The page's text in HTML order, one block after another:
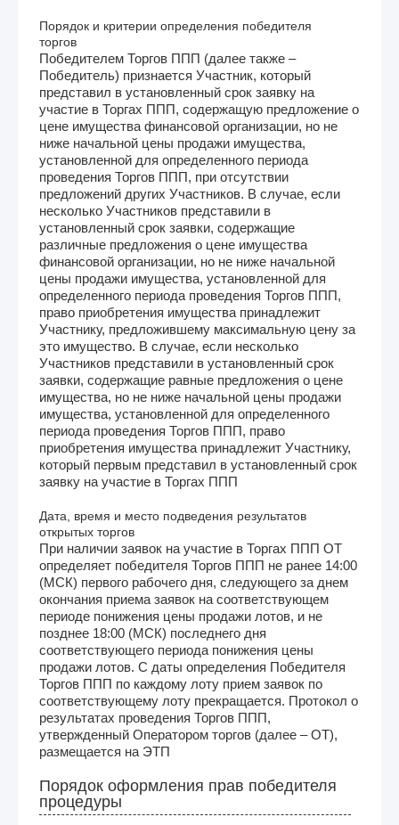
Порядок и критерии определения победителя
торгов
Победителем Торгов ППП (далее также –
Победитель) признается Участник, который
представил в установленный срок заявку на
участие в Торгах ППП, содержащую предложение о
цене имущества финансовой организации, но не
ниже начальной цены продажи имущества,
установленной для определенного периода
проведения Торгов ППП, при отсутствии
предложений других Участников. В случае, если
несколько Участников представили в
установленный срок заявки, содержащие
различные предложения о цене имущества
финансовой организации, но не ниже начальной
цены продажи имущества, установленной для
определенного периода проведения Торгов ППП,
право приобретения имущества принадлежит
Участнику, предложившему максимальную цену за
это имущество. В случае, если несколько
Участников представили в установленный срок
заявки, содержащие равные предложения о цене
имущества, но не ниже начальной цены продажи
имущества, установленной для определенного
периода проведения Торгов ППП, право
приобретения имущества принадлежит Участнику,
который первым представил в установленный срок
заявку на участие в Торгах ППП
Дата, время и место подведения результатов
открытых торгов
При наличии заявок на участие в Торгах ППП ОТ
определяет победителя Торгов ППП не ранее 14:00
(МСК) первого рабочего дня, следующего за днем
окончания приема заявок на соответствующем
периоде понижения цены продажи лотов, и не
позднее 18:00 (МСК) последнего дня
соответствующего периода понижения цены
продажи лотов. С даты определения Победителя
Торгов ППП по каждому лоту прием заявок по
соответствующему лоту прекращается. Протокол о
результатах проведения Торгов ППП,
утвержденный Оператором торгов (далее – ОТ),
размещается на ЭТП
Порядок оформления прав победителя
процедуры